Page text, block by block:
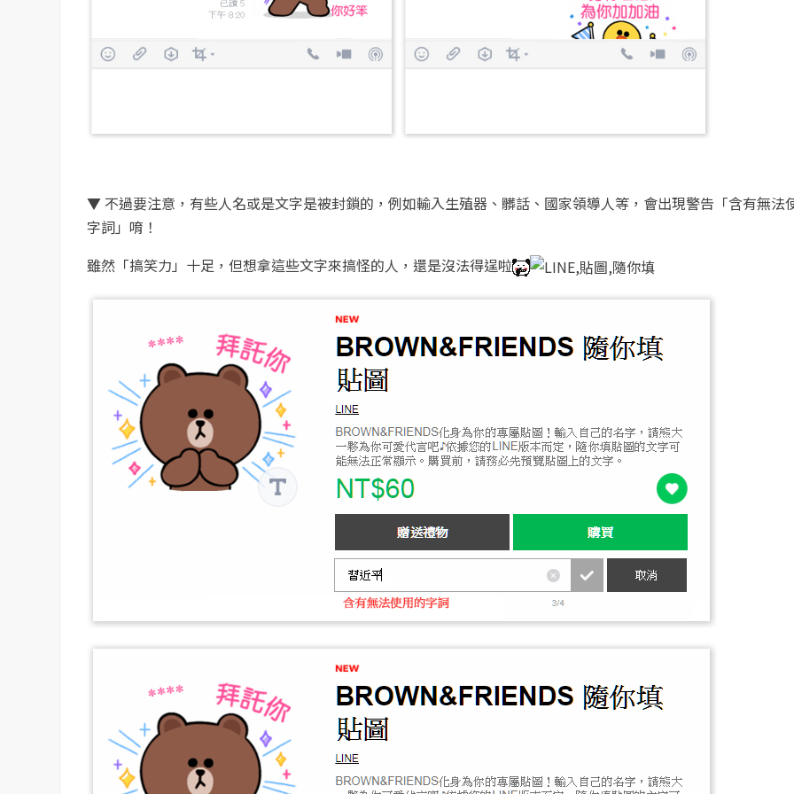
▼ 不過要注意，有些人名或是文字是被封鎖的，例如輸入生殖器、髒話、國家領導人等，會出現警告「含有無法
字詞」唷！
雖然「搞笑力」十足，但想拿這些文字來搞怪的人，還是沒法得逞啦